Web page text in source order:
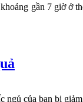
gần 7 giờ ở
của bạn bị